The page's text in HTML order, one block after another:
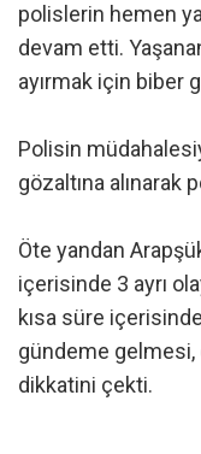
polislerin hemen
devam etti.
ayırmak için biber
Polisin
gözaltına
Öte yandan
içerisinde 3 ayrı
kısa süre
gündeme gelmesi,
dikkatini çekti.